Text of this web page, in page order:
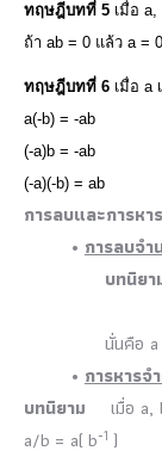
ทฤษฎีบทที่ 5 เมื่อ
ถ้า ab = 0 แล้ว a =
ทฤษฎีบทที่ 6 เมื่อ a
a(-b) = -ab
(-a)b = -ab
(-a)(-b) = ab
การลบและการหา
• การลบจำ
บทนิย
a -b
นั่นคือ a -b คือ
• การหารจํ
บทนิยาม เมื่อ a,
a/b = a( b-1 )